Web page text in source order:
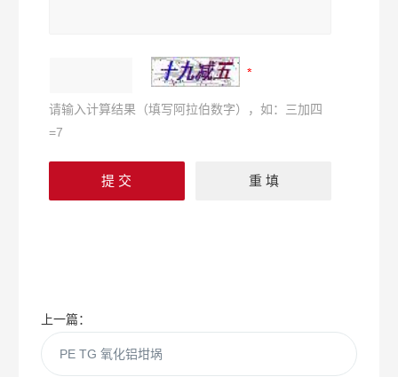
请输入计算结果（填写阿拉伯数字），如：三加四
=7
上一篇：
PE TG 氧化铝坩埚